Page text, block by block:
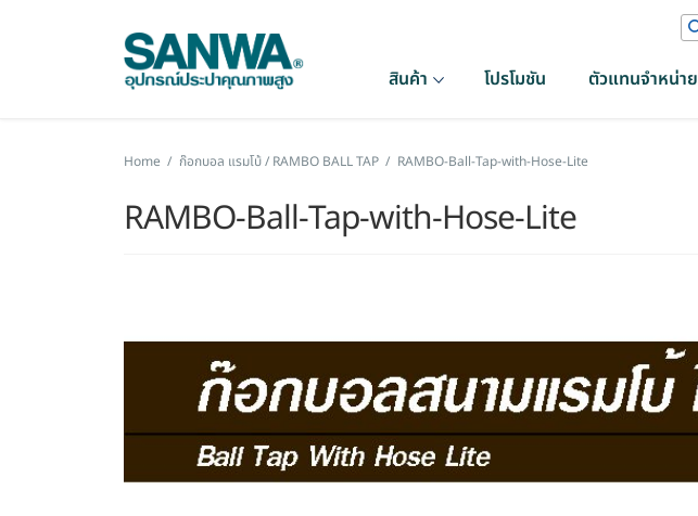
สินค้า โปรโมชัน ตัวแทนจำหน่าย
Home / ก๊อกบอล แรมโบ้ / RAMBO BALL TAP / RAMBO-Ball-Tap-with-Hose-Lite
RAMBO-Ball-Tap-with-Hose-Lite